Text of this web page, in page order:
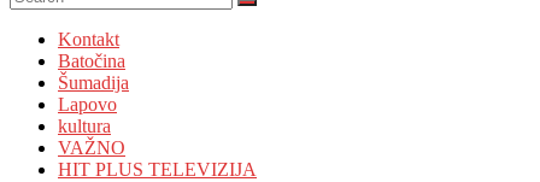
Kontakt
Batočina
Šumadija
Lapovo
kultura
VAŽNO
HIT PLUS TELEVIZIJA